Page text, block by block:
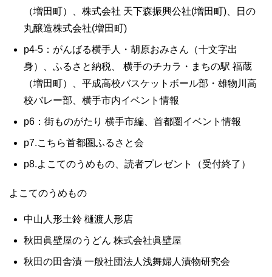
（増田町）、株式会社 天下森振興公社(増田町)、日の
丸醸造株式会社(増田町)
p4-5：がんばる横手人・胡原おみさん（十文字出
身）、ふるさと納税、 横手のチカラ・まちの駅 福蔵
（増田町）、平成高校バスケットボール部・雄物川高
校バレー部、横手市内イベント情報
p6：街ものがたり 横手市編、首都圏イベント情報
p7.こちら首都圏ふるさと会
p8.よこてのうめもの、読者プレゼント（受付終了）
よこてのうめもの
中山人形土鈴 樋渡人形店
秋田眞壁屋のうどん 株式会社眞壁屋
秋田の田舎漬 一般社団法人浅舞婦人漬物研究会